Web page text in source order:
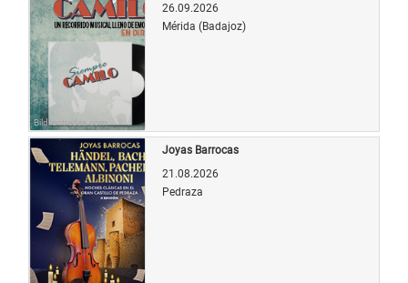
Bild: entradas.com
26.09.2026
Mérida (Badajoz)
Joyas Barrocas
21.08.2026
Pedraza